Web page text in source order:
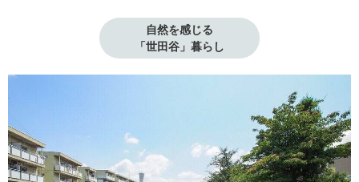
自然を感じる
「世田谷」暮らし